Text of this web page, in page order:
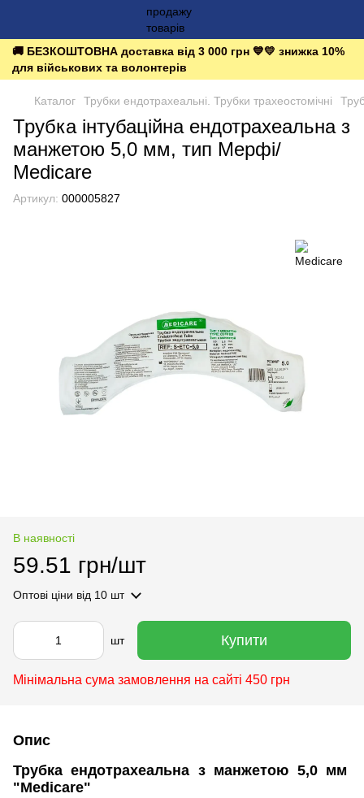
🚚 БЕЗКОШТОВНА доставка від 3 000 грн 💙💛 знижка 10%
для військових та волонтерів
Каталог Трубки ендотрахеальні. Трубки трахеостомічні
Трубка інтубаційна ендотрахеальна з
манжетою 5,0 мм, тип Мерфі/
Medicare
Артикул: 000005827
В наявності
59.51 грн/шт
Оптові ціни від 10 шт
шт Купити
Мінімальна сума замовлення на сайті 450 грн
Опис
Трубка ендотрахеальна з манжетою 5,0 мм
"Medicare"